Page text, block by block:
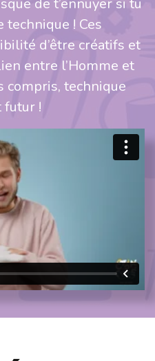
de t’ennuyer si tu
technique ! Ces
d’être créatifs et
entre l’Homme et
compris, technique
futur !